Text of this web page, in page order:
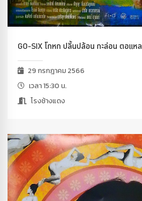
GO-SIX โกหก ปลิ้นปล้อน กะล่อน ตอแหล
29 กรกฎาคม 2566
เวลา 15:30 น.
โรงช้างแดง